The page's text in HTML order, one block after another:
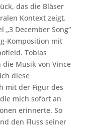
das die Bläser
Kontext zeigt.
„3 December Song“
Komposition mit
Tobias
Musik von Vince
diese
mit der Figur des
mich sofort an
erinnerte. So
den Fluss seiner